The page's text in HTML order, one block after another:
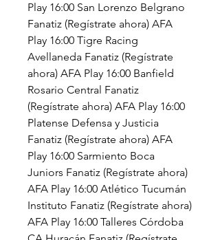
Play 16:00 San Lorenzo Belgrano
Fanatiz (Regístrate ahora) AFA
Play 16:00 Tigre Racing
Avellaneda Fanatiz (Regístrate
ahora) AFA Play 16:00 Banfield
Rosario Central Fanatiz
(Regístrate ahora) AFA Play 16:00
Platense Defensa y Justicia
Fanatiz (Regístrate ahora) AFA
Play 16:00 Sarmiento Boca
Juniors Fanatiz (Regístrate ahora)
AFA Play 16:00 Atlético Tucumán
Instituto Fanatiz (Regístrate ahora)
AFA Play 16:00 Talleres Córdoba